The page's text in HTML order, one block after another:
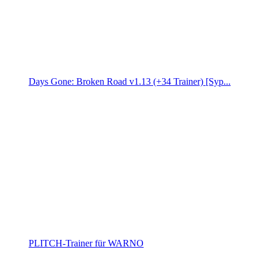
Days Gone: Broken Road v1.13 (+34 Trainer) [Syp...
PLITCH-Trainer für WARNO